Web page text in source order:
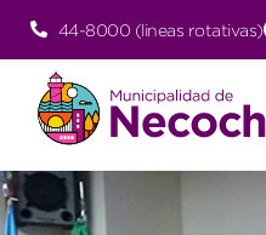
44-8000 (lineas rotativas)